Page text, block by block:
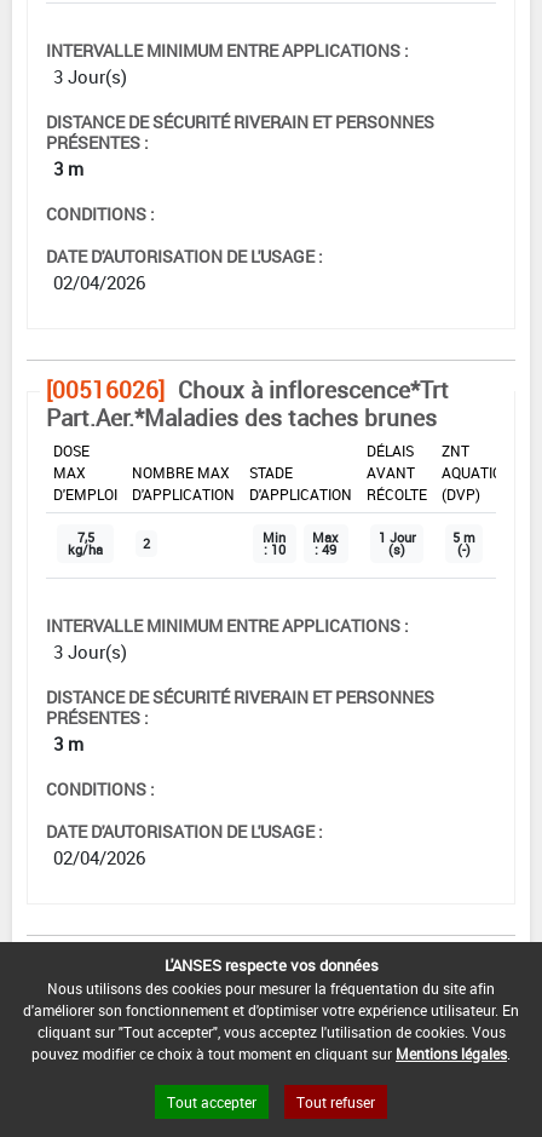
INTERVALLE MINIMUM ENTRE APPLICATIONS :
3 Jour(s)
DISTANCE DE SÉCURITÉ RIVERAIN ET PERSONNES
PRÉSENTES :
3 m
CONDITIONS :
DATE D'AUTORISATION DE L'USAGE :
02/04/2026
[00516026] Choux à inflorescence*Trt
Part.Aer.*Maladies des taches brunes
DOSE
MAX
D'EMPLOI
NOMBRE MAX
D'APPLICATION
STADE
D'APPLICATION
DÉLAIS
AVANT
RÉCOLTE
ZNT
AQUATIQUE
(DVP)
7,5
kg/ha 2 Min
: 10
Max
: 49
1 Jour
(s)
5 m
(-)
INTERVALLE MINIMUM ENTRE APPLICATIONS :
3 Jour(s)
DISTANCE DE SÉCURITÉ RIVERAIN ET PERSONNES
PRÉSENTES :
3 m
CONDITIONS :
DATE D'AUTORISATION DE L'USAGE :
02/04/2026
Choux-raves*Trt
Part.Aer.*Maladies des taches brunes
DOSE
MAX
NOMBRE MAX
STADE
D'APPLICATION
DÉLAIS
AVANT
RÉCOLTE
ZNT
AQUATIQUE
(DVP)
: 10
Max
: 49
L'ANSES respecte vos données
Nous utilisons des cookies pour mesurer la fréquentation du site afin
d'améliorer son fonctionnement et d'optimiser votre expérience utilisateur. En
cliquant sur "Tout accepter", vous acceptez l'utilisation de cookies. Vous
pouvez modifier ce choix à tout moment en cliquant sur Mentions légales
Tout accepter Tout refuser